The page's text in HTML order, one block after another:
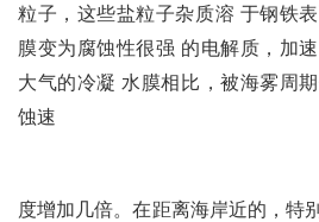
粒子，这些盐粒子杂质溶 于钢铁
膜变为腐蚀性很强 的电解质，加
大气的冷凝 水膜相比，被海雾周
蚀速
度增加几倍。在距离海岸近的，特